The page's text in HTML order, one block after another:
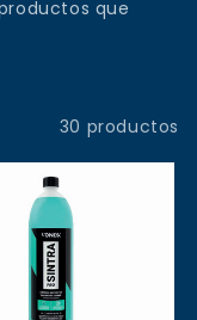
que
30 productos